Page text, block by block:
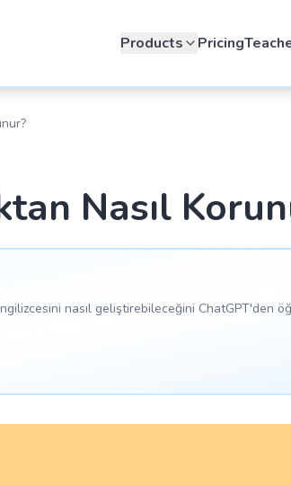
Products Pricing
Nasıl
nasıl geliştirebileceğini ChatGPT'den